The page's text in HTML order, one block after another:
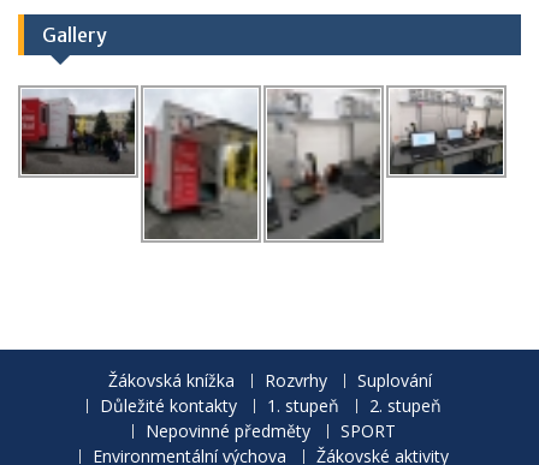
Gallery
Žákovská knížka Rozvrhy
Suplování
Důležité kontakty
1. stupeň
2. stupeň
Nepovinné předměty
SPORT
Environmentální výchova
Žákovské aktivity